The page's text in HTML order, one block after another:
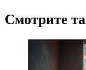
Смотрите